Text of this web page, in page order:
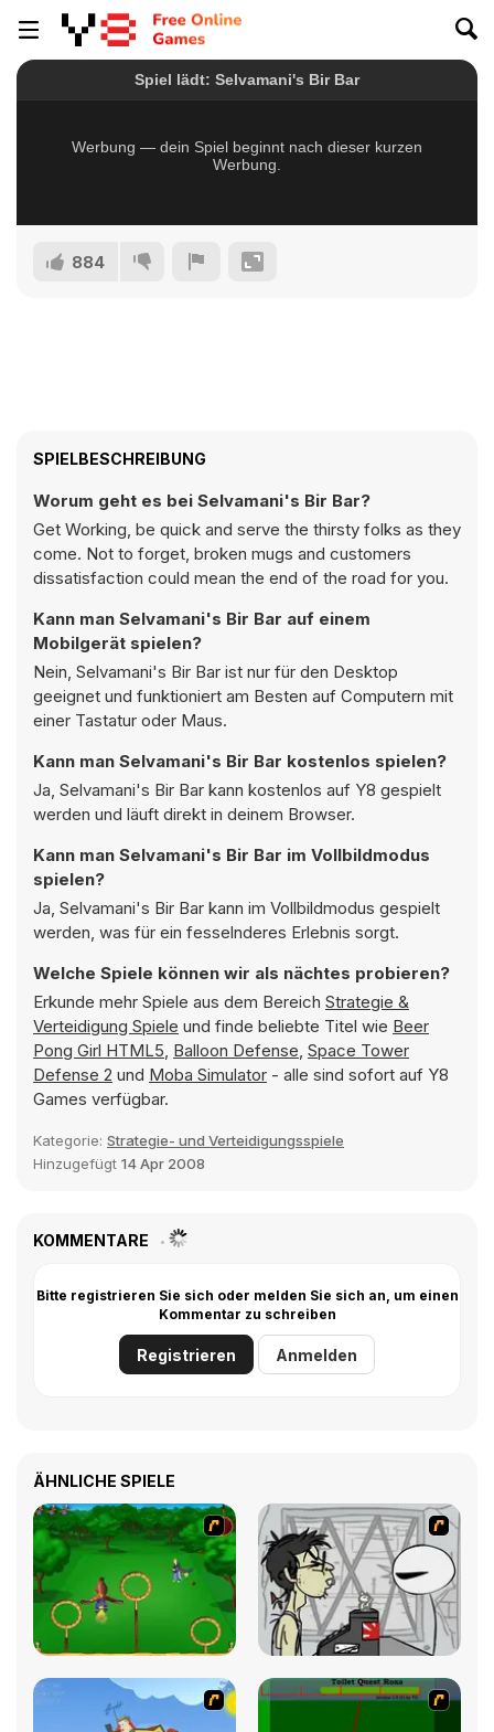
884
SPIELBESCHREIBUNG
Worum geht es bei Selvamani's Bir Bar?
Get Working, be quick and serve the thirsty folks as they
come. Not to forget, broken mugs and customers
dissatisfaction could mean the end of the road for you.
Kann man Selvamani's Bir Bar auf einem
Mobilgerät spielen?
Nein, Selvamani's Bir Bar ist nur für den Desktop
geeignet und funktioniert am Besten auf Computern mit
einer Tastatur oder Maus.
Kann man Selvamani's Bir Bar kostenlos spielen?
Ja, Selvamani's Bir Bar kann kostenlos auf Y8 gespielt
werden und läuft direkt in deinem Browser.
Kann man Selvamani's Bir Bar im Vollbildmodus
spielen?
Ja, Selvamani's Bir Bar kann im Vollbildmodus gespielt
werden, was für ein fesselnderes Erlebnis sorgt.
Welche Spiele können wir als nächtes probieren?
Erkunde mehr Spiele aus dem Bereich Strategie &
Verteidigung Spiele und finde beliebte Titel wie Beer
Pong Girl HTML5, Balloon Defense, Space Tower
Defense 2 und Moba Simulator - alle sind sofort auf Y8
Games verfügbar.
Kategorie: Strategie- und Verteidigungsspiele
Hinzugefügt 14 Apr 2008
KOMMENTARE
Bitte registrieren Sie sich oder melden Sie sich an, um einen
Kommentar zu schreiben
Registrieren Anmelden
ÄHNLICHE SPIELE